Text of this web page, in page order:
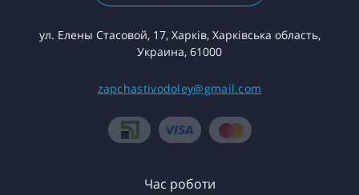
ул. Елены Стасовой, 17, Харків, Харківська область,
Украина, 61000
zapchastivodoley@gmail.com
Час роботи